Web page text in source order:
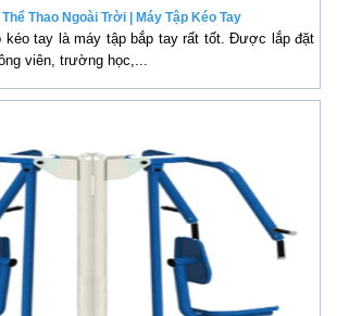
Thể Thao Ngoài Trời | Máy Tập Kéo Tay
kéo tay là máy tập bắp tay rất tốt. Được lắp đặt
viên, trường học,...